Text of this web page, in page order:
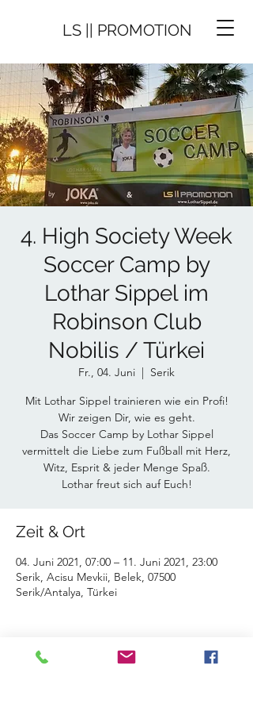
LS || PROMOTION
4. High Society Week
Soccer Camp by
Lothar Sippel im
Robinson Club
Nobilis / Türkei
Fr., 04. Juni
  |
Serik
Mit Lothar Sippel trainieren wie ein Profi!
Wir zeigen Dir, wie es geht.
Das Soccer Camp by Lothar Sippel
vermittelt die Liebe zum Fußball mit Herz,
Witz, Esprit & jeder Menge Spaß.
Lothar freut sich auf Euch!
Zeit & Ort
04. Juni 2021, 07:00 – 11. Juni 2021, 23:00
Serik, Acisu Mevkii, Belek, 07500
Serik/Antalya, Türkei